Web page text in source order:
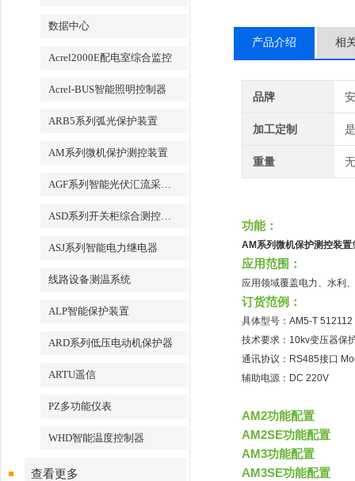
数据中心
Acrel2000E配电室综合监控
Acrel-BUS智能照明控制器
ARB5系列弧光保护装置
AM系列微机保护测控装置
AGF系列智能光伏汇流采集装置
ASD系列开关柜综合测控装置
ASJ系列智能电力继电器
线路设备测温系统
ALP智能保护装置
ARD系列低压电动机保护器
ARTU遥信
PZ多功能仪表
WHD智能温度控制器
查看更多
产品介绍 相
品牌
加工定制 是
重量
功能：
AM系列微机保护测控装置
应用范围：
应用领域覆盖电力、水利
订货范例：
具体型号：AM5-T 512112
技术要求：10kv变压器保
通讯协议：RS485接口
辅助电源：DC 220V
AM2功能配置
AM2SE功能配置
AM3功能配置
AM3SE功能配置